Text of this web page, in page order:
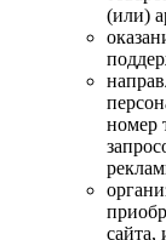
(или)
номер
сайта,